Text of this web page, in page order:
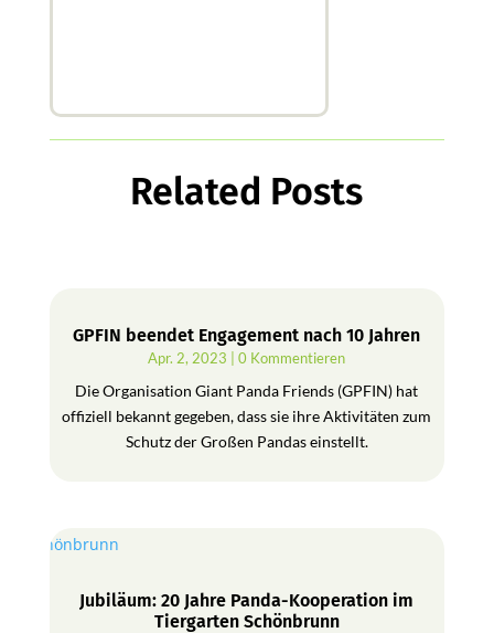
Related Posts
GPFIN beendet Engagement nach 10 Jahren
Apr. 2, 2023 | 0 Kommentieren
Die Organisation Giant Panda Friends (GPFIN) hat
offiziell bekannt gegeben, dass sie ihre Aktivitäten zum
Schutz der Großen Pandas einstellt.
Jubiläum: 20 Jahre Panda-Kooperation im
Tiergarten Schönbrunn